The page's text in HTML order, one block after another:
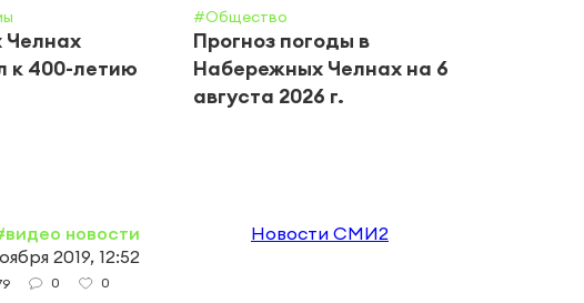
Челнах
к 400-летию
#Общество
Прогноз погоды в
Набережных Челнах на 6
августа 2026 г.
новости
2019, 12:52
0 0
Новости СМИ2